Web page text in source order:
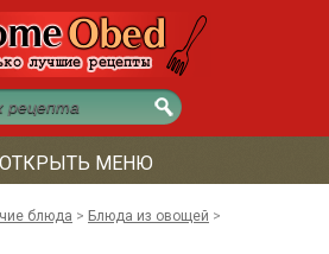
ОТКРЫТЬ МЕНЮ
блюда > Блюда из овощей >